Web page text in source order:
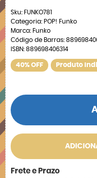
Sku: FUNKO781
Categoria: POP! Funko
Marca: Funko
Código de Barras:
ISBN: 889698406314
40% OFF Produto
Frete e Prazo